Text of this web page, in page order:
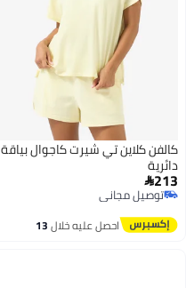
كالفن كلاين تي شيرت كاجوال بياقة
دائرية
213
توصيل مجاني
توصيل مجاني
احصل عليه خلال13